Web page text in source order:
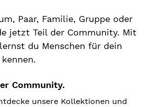
Paar, Familie, Gruppe oder
jetzt Teil der Community. Mit
lernst du Menschen für dein
Community.
unsere Kollektionen und